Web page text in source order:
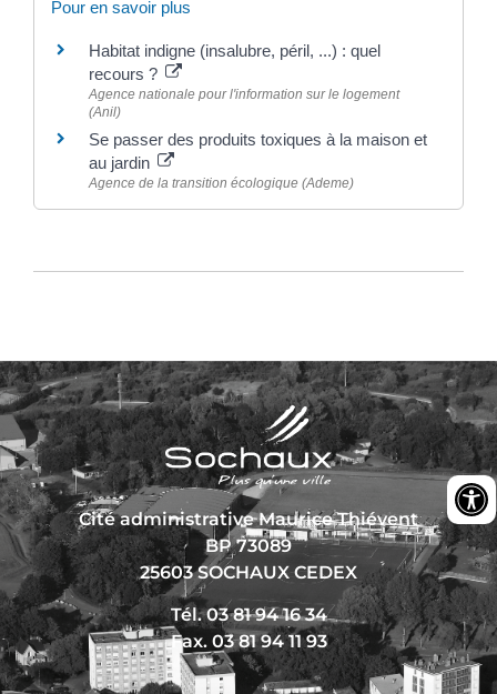
Pour en savoir plus
Habitat indigne (insalubre, péril, ...) : quel
recours ?
Agence nationale pour l'information sur le logement
(Anil)
Se passer des produits toxiques à la maison et
au jardin
Agence de la transition écologique (Ademe)
Cité administrative Maurice Thiévent
BP 73089
25603 SOCHAUX CEDEX
Tél. 03 81 94 16 34
Fax. 03 81 94 11 93